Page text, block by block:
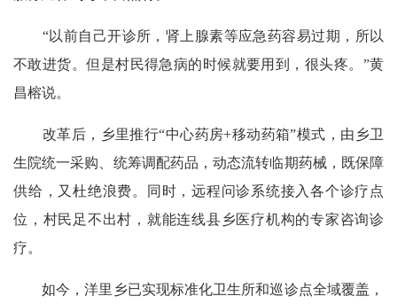
“以前自己开诊所，肾上腺素等应急药容易过期，所以
不敢进货。但是村民得急病的时候就要用到，很头疼。”黄
昌榕说。
改革后，乡里推行“中心药房+移动药箱”模式，由乡卫
生院统一采购、统筹调配药品，动态流转临期药械，既保障
供给，又杜绝浪费。同时，远程问诊系统接入各个诊疗点
位，村民足不出村，就能连线县乡医疗机构的专家咨询诊
疗。
如今，洋里乡已实现标准化卫生所和巡诊点全域覆盖，